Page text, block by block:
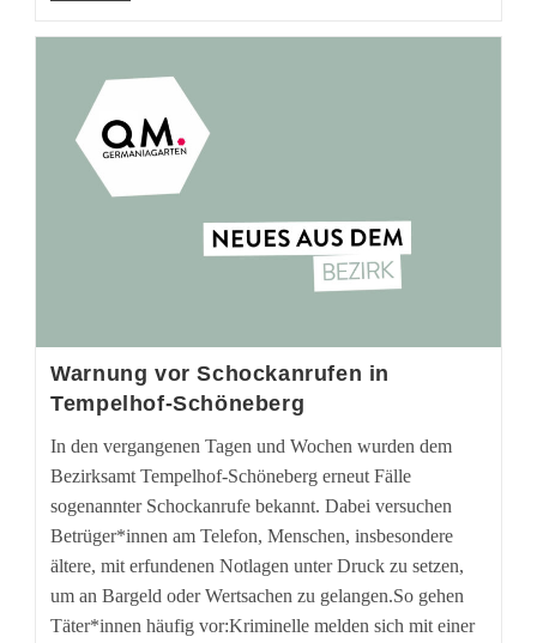
Gesucht
Warnung vor Schockanrufen in
Tempelhof-Schöneberg
In den vergangenen Tagen und Wochen wurden dem
Bezirksamt Tempelhof-Schöneberg erneut Fälle
sogenannter Schockanrufe bekannt. Dabei versuchen
Betrüger*innen am Telefon, Menschen, insbesondere
ältere, mit erfundenen Notlagen unter Druck zu setzen,
um an Bargeld oder Wertsachen zu gelangen.So gehen
Täter*innen häufig vor:Kriminelle melden sich mit einer